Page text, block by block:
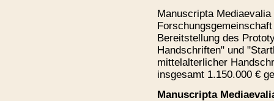
Manuscripta
Bereitstellung des
Handschriften" und
mittelalterlicher
insgesamt 1.150.000 €
Manuscripta